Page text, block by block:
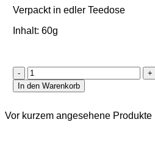
Verpackt in edler Teedose
Inhalt: 60g
Zu
später
Stund'
In den Warenkorb
Vor kurzem angesehene Produkte